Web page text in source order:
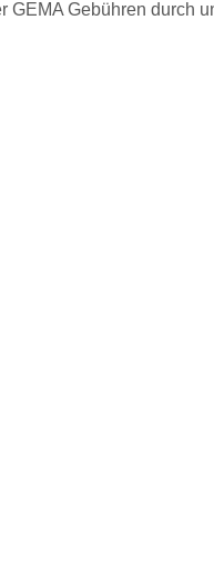
Gebühren durch